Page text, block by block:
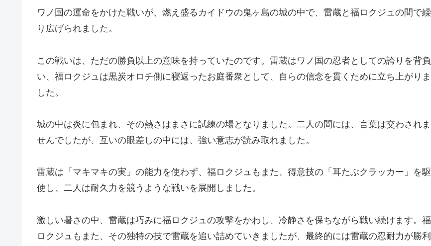
ワノ国の運命をかけた戦いが、燃え盛るカイドウの鬼ヶ島の城の中で、雷蔵と福ロクジュの間で繰
り広げられました。
この戦いは、ただの勝負以上の意味を持っていたのです。雷蔵はワノ国の忍者としての誇りを背負
い、福ロクジュは黒炭オロチ側に寝返ったお庭番衆として、自らの信念を貫くために立ち上がりま
した。
城の中は炎に包まれ、その熱さはまさに試練の場となりました。二人の間には、言葉は交わされま
せんでしたが、互いの眼差しの中には、強い意志が読み取れました。
雷蔵は「マキマキの実」の能力を使わず、福ロクジュもまた、得意技の「耳たぶクラッカー」を駆
使し、二人は耐久力を競うような戦いを展開しました。
激しい暑さの中、雷蔵は巧みに福ロクジュの攻撃をかわし、冷静さを保ちながら戦い続けます。福
ロクジュもまた、その独特の技で雷蔵を追い詰めていきましたが、最終的には雷蔵の忍耐力が勝利